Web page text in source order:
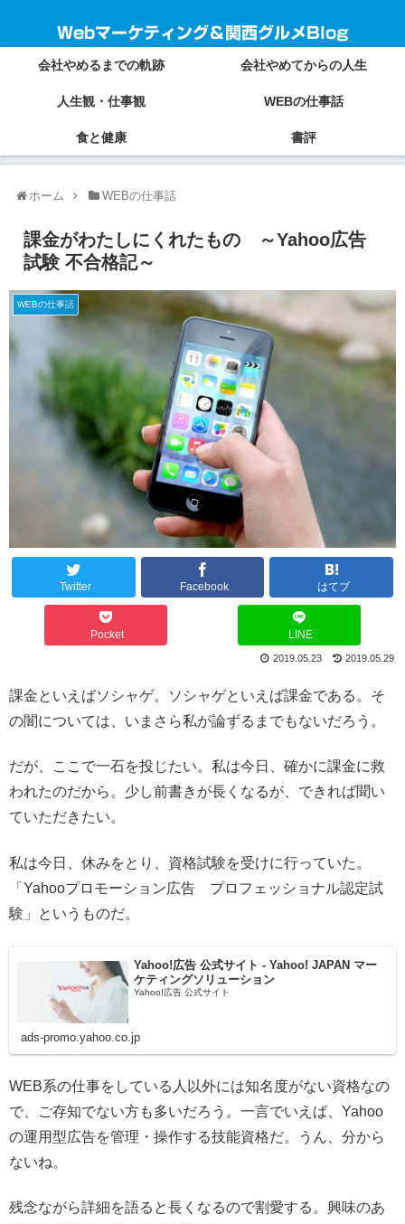
Webマーケティング＆関西グルメBlog
会社やめるまでの軌跡 会社やめてからの人生
人生観・仕事観 WEBの仕事話
食と健康 書評
ホーム WEBの仕事話
課金がわたしにくれたもの ～Yahoo広告
試験 不合格記～
WEBの仕事話
Twitter Facebook はてブ
Pocket LINE
2019.05.29
2019.05.23
課金といえばソシャゲ。ソシャゲといえば課金である。そ
の闇については、いまさら私が論ずるまでもないだろう。
だが、ここで一石を投じたい。私は今日、確かに課金に救
われたのだから。少し前書きが長くなるが、できれば聞い
ていただきたい。
私は今日、休みをとり、資格試験を受けに行っていた。
「Yahooプロモーション広告 プロフェッショナル認定試
験」というものだ。
Yahoo!広告 公式サイト - Yahoo! JAPAN マー
ケティングソリューション
Yahoo!広告 公式サイト
ads-promo.yahoo.co.jp
WEB系の仕事をしている人以外には知名度がない資格なの
で、ご存知でない方も多いだろう。一言でいえば、Yahoo
の運用型広告を管理・操作する技能資格だ。うん、分から
ないね。
残念ながら詳細を語ると長くなるので割愛する。興味のあ